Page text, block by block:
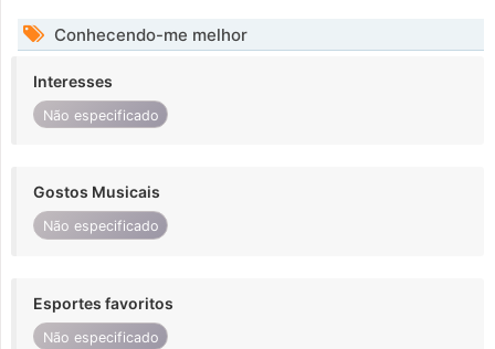
Conhecendo-me melhor
Interesses
Não especificado
Gostos Musicais
Não especificado
Esportes favoritos
Não especificado